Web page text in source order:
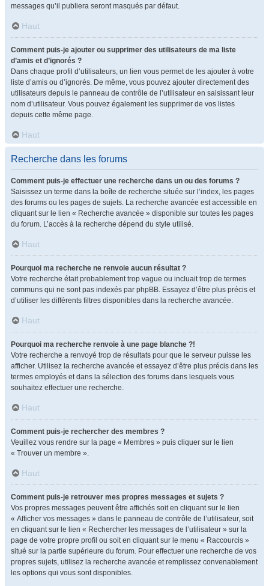
messages qu’il publiera seront masqués par défaut.
Haut
Comment puis-je ajouter ou supprimer des utilisateurs de ma liste
d’amis et d’ignorés ?
Dans chaque profil d’utilisateurs, un lien vous permet de les ajouter à votre
liste d’amis ou d’ignorés. De même, vous pouvez ajouter directement des
utilisateurs depuis le panneau de contrôle de l’utilisateur en saisissant leur
nom d’utilisateur. Vous pouvez également les supprimer de vos listes
depuis cette même page.
Haut
Recherche dans les forums
Comment puis-je effectuer une recherche dans un ou des forums ?
Saisissez un terme dans la boîte de recherche située sur l’index, les pages
des forums ou les pages de sujets. La recherche avancée est accessible en
cliquant sur le lien « Recherche avancée » disponible sur toutes les pages
du forum. L’accès à la recherche dépend du style utilisé.
Haut
Pourquoi ma recherche ne renvoie aucun résultat ?
Votre recherche était probablement trop vague ou incluait trop de termes
communs qui ne sont pas indexés par phpBB. Essayez d’être plus précis et
d’utiliser les différents filtres disponibles dans la recherche avancée.
Haut
Pourquoi ma recherche renvoie à une page blanche ?!
Votre recherche a renvoyé trop de résultats pour que le serveur puisse les
afficher. Utilisez la recherche avancée et essayez d’être plus précis dans les
termes employés et dans la sélection des forums dans lesquels vous
souhaitez effectuer une recherche.
Haut
Comment puis-je rechercher des membres ?
Veuillez vous rendre sur la page « Membres » puis cliquer sur le lien
« Trouver un membre ».
Haut
Comment puis-je retrouver mes propres messages et sujets ?
Vos propres messages peuvent être affichés soit en cliquant sur le lien
« Afficher vos messages » dans le panneau de contrôle de l’utilisateur, soit
en cliquant sur le lien « Rechercher les messages de l’utilisateur » sur la
page de votre propre profil ou soit en cliquant sur le menu « Raccourcis »
situé sur la partie supérieure du forum. Pour effectuer une recherche de vos
propres sujets, utilisez la recherche avancée et remplissez convenablement
les options qui vous sont disponibles.